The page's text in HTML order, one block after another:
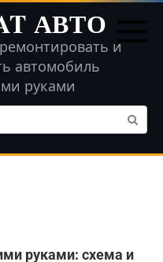
АВТО
и
автомобиль
руками
руками: схема и